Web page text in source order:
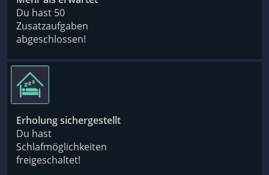
Du hast 50
Zusatzaufgaben
abgeschlossen!
Erholung sichergestellt
Du hast
Schlafmöglichkeiten
freigeschaltet!